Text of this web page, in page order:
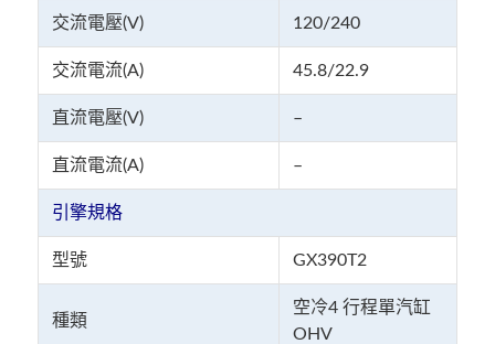
交流電壓(V) 120/240
交流電流(A) 45.8/22.9
直流電壓(V) –
直流電流(A) –
引擎規格
型號 GX390T2
種類
空冷4 行程單汽缸
OHV